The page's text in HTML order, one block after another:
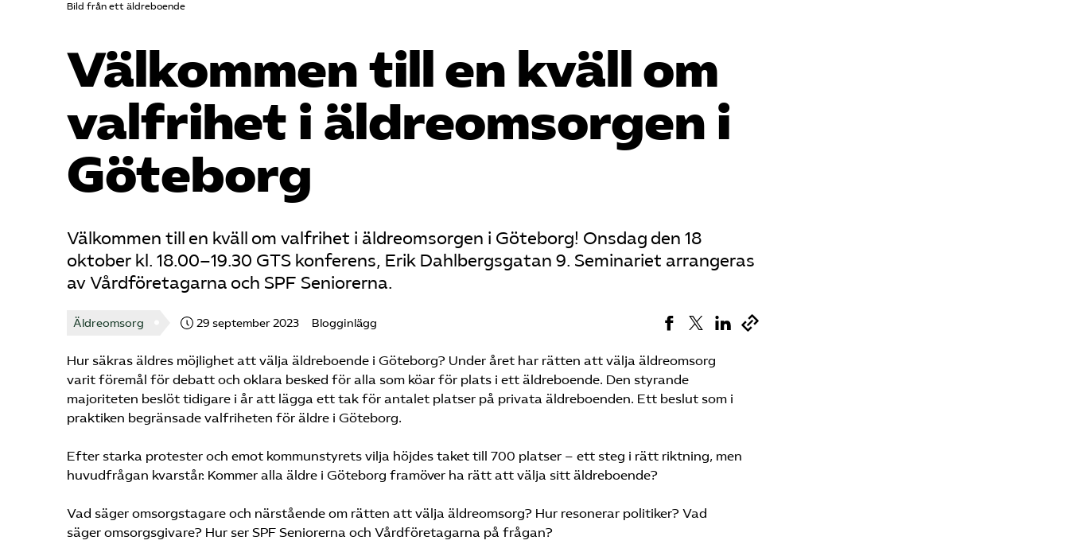
Bild från ett äldreboende
Välkommen till en kväll om
valfrihet i äldreomsorgen i
Göteborg
Välkommen till en kväll om valfrihet i äldreomsorgen i Göteborg! Onsdag den 18
oktober kl. 18.00–19.30 GTS konferens, Erik Dahlbergsgatan 9. Seminariet arrangeras
av Vårdföretagarna och SPF Seniorerna.
Äldreomsorg 29 september 2023 Blogginlägg
Hur säkras äldres möjlighet att välja äldreboende i Göteborg? Under året har rätten att välja äldreomsorg
varit föremål för debatt och oklara besked för alla som köar för plats i ett äldreboende. Den styrande
majoriteten beslöt tidigare i år att lägga ett tak för antalet platser på privata äldreboenden. Ett beslut som i
praktiken begränsade valfriheten för äldre i Göteborg.
Efter starka protester och emot kommunstyrets vilja höjdes taket till 700 platser – ett steg i rätt riktning, men
huvudfrågan kvarstår: Kommer alla äldre i Göteborg framöver ha rätt att välja sitt äldreboende?
Vad säger omsorgstagare och närstående om rätten att välja äldreomsorg? Hur resonerar politiker? Vad
säger omsorgsgivare? Hur ser SPF Seniorerna och Vårdföretagarna på frågan?